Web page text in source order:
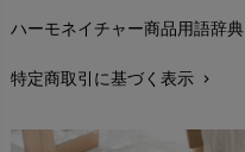
レビューを書こうchevron_right
返品交換chevron_right
FAXでのご注文
ハーモネイチャー商品用語辞典
特定商取引に基づく表示 chevron_right